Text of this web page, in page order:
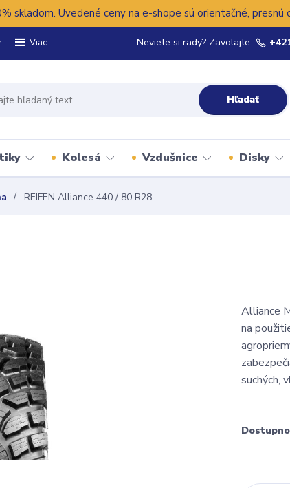
skladom. Uvedené ceny na e-shope sú orientačné,
Viac
Hľadať
Neviete si rady? Zavolajte.
Kolesá Vzdušnice Disky
REIFEN Alliance 440 / 80 R28
Alliance
na
suchých,